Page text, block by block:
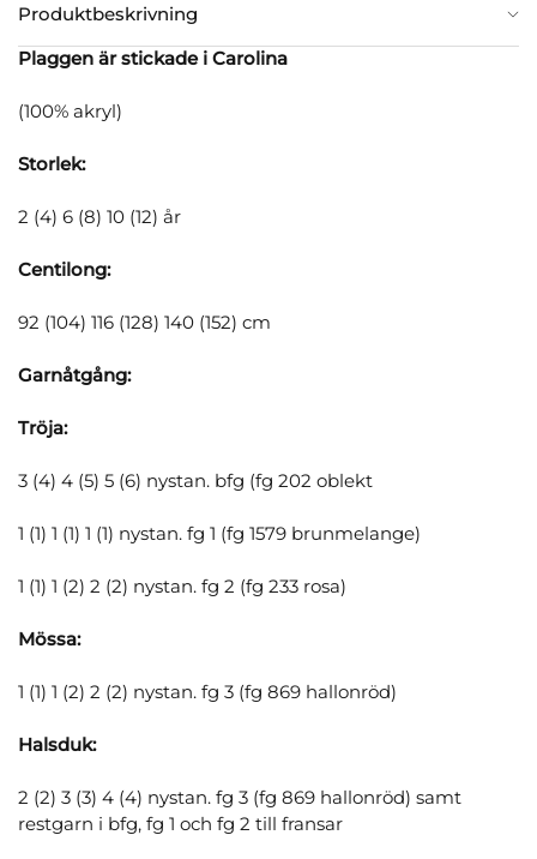
Produktbeskrivning
Plaggen är stickade i Carolina
(100% akryl)
Storlek:
2 (4) 6 (8) 10 (12) år
Centilong:
92 (104) 116 (128) 140 (152) cm
Garnåtgång:
Tröja:
3 (4) 4 (5) 5 (6) nystan. bfg (fg 202 oblekt
1 (1) 1 (1) 1 (1) nystan. fg 1 (fg 1579 brunmelange)
1 (1) 1 (2) 2 (2) nystan. fg 2 (fg 233 rosa)
Mössa:
1 (1) 1 (2) 2 (2) nystan. fg 3 (fg 869 hallonröd)
Halsduk:
2 (2) 3 (3) 4 (4) nystan. fg 3 (fg 869 hallonröd) samt
restgarn i bfg, fg 1 och fg 2 till fransar